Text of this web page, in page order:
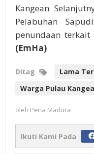
Kangean
Pelabuhan
penundaan terkait
(EmHa)
Ditag
Lama
Warga Pulau
oleh Pena Madura
Ikuti Kami Pada